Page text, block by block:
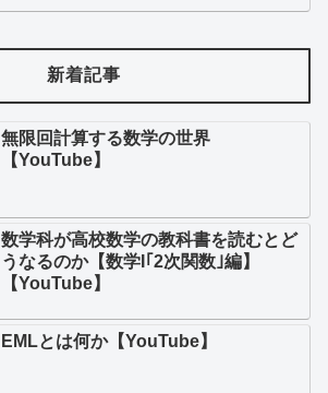
新着記事
無限回計算する数学の世界
【YouTube】
数学科が高校数学の教科書を読むとど
うなるのか【数学I｢2次関数｣編】
【YouTube】
EMLとは何か【YouTube】